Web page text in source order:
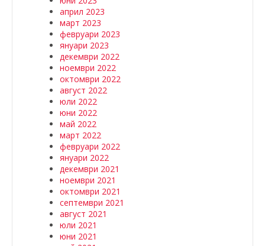
април 2023
март 2023
февруари 2023
януари 2023
декември 2022
ноември 2022
октомври 2022
август 2022
юли 2022
юни 2022
май 2022
март 2022
февруари 2022
януари 2022
декември 2021
ноември 2021
октомври 2021
септември 2021
август 2021
юли 2021
юни 2021